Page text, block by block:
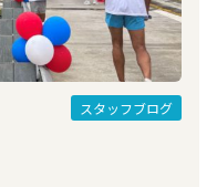
スタッフブログ